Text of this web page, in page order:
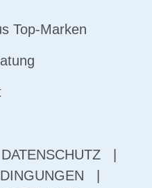
Top-Marken
DATENSCHUTZ